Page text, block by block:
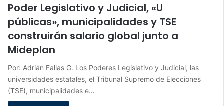
Poder Legislativo y Judicial, «U
públicas», municipalidades y TSE
construirán salario global junto a
Mideplan
Por: Adrián Fallas G. Los Poderes Legislativo y Judicial, las
universidades estatales, el Tribunal Supremo de Elecciones
(TSE), municipalidades e…